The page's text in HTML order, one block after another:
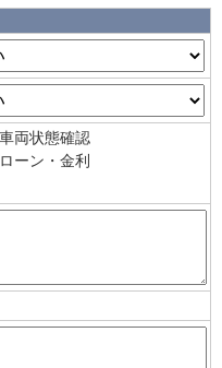
車両状態確認
ローン・金利